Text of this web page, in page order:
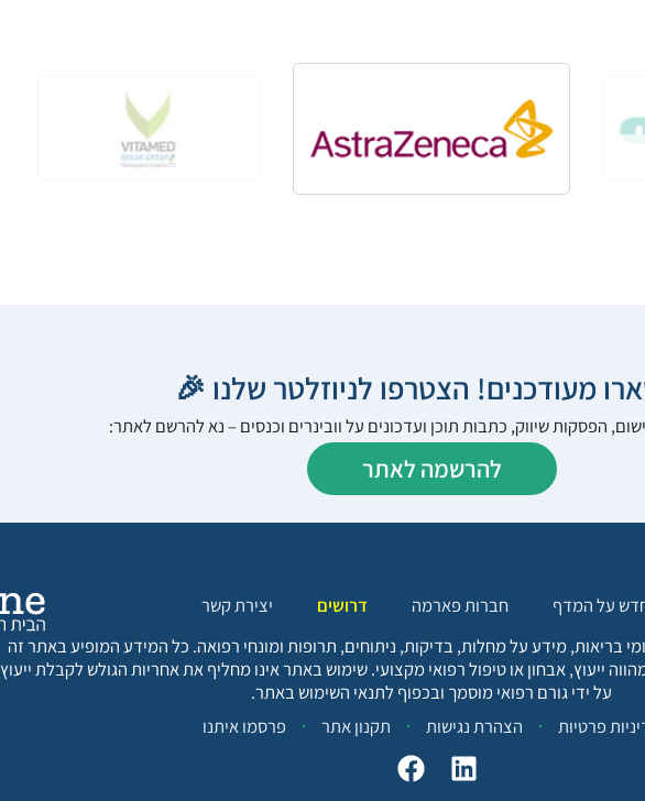
מעודכנים! הצטרפו לניוזלטר שלנו 🎉
הפסקות שיווק, כתבות תוכן ועדכונים על וובינרים וכנסים – נא להרשם לאתר:
להרשמה לאתר
על המדף חברות פארמה דרושים
יצירת קשר
בריאות, מידע על מחלות, בדיקות, ניתוחים, תרופות ומונחי רפואה. כל המידע המופיע באתר זה
ייעוץ, אבחון או טיפול רפואי מקצועי. שימוש באתר אינו מחליף את אחריות הגולש לקבלת ייעוץ
על ידי גורם רפואי מוסמך ובכפוף לתנאי השימוש באתר.
פרטיות
הצהרת נגישות תקנון אתר פרסמו איתנו